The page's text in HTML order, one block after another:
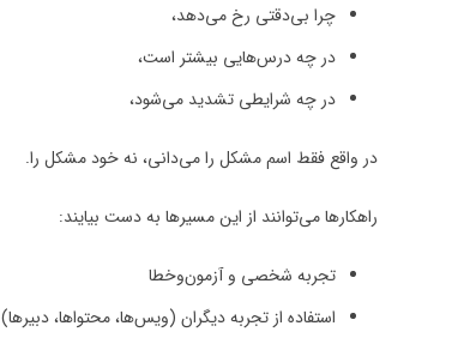
چرا بی‌دقتی رخ می‌دهد،
در چه درس‌هایی بیشتر است،
در چه شرایطی تشدید می‌شود،
در واقع فقط اسم مشکل را می‌دانی، نه خود مشکل را.
راهکارها می‌توانند از این مسیرها به دست بیایند:
تجربه شخصی و آزمون‌وخطا
استفاده از تجربه دیگران (ویس‌ها، محتواها، دبیرها)